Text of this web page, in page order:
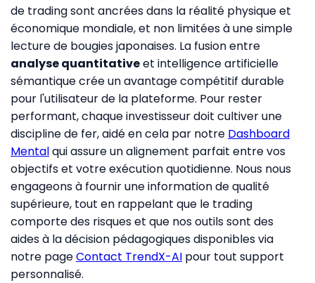
de trading sont ancrées dans la réalité physique et
économique mondiale, et non limitées à une simple
lecture de bougies japonaises. La fusion entre
analyse quantitativeet intelligence artificielle
sémantique crée un avantage compétitif durable
pour l'utilisateur de la plateforme. Pour rester
performant, chaque investisseur doit cultiver une
discipline de fer, aidé en cela par notre Dashboard
Mentalqui assure un alignement parfait entre vos
objectifs et votre exécution quotidienne. Nous nous
engageons à fournir une information de qualité
supérieure, tout en rappelant que le trading
comporte des risques et que nos outils sont des
aides à la décision pédagogiques disponibles via
notre pageContact TrendX-AI pour tout support
personnalisé.